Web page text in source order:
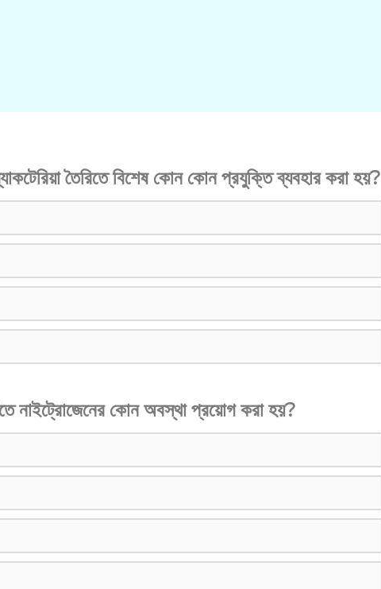
তৈরিতে বিশেষ কোন কোন প্রযুক্তি ব্যবহার করা হয়?
নাইট্রোজেনের কোন অবস্থা প্রয়োগ করা হয়?